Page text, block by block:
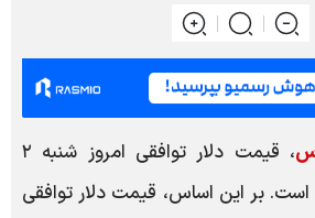
، قیمت دلار توافقی امروز شنبه ۲
افزایشی است. بر این اساس، قیمت دلار توافقی